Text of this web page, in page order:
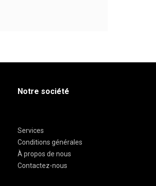
Notre société
Services
Conditions générales
À propos de nous
Contactez-nous